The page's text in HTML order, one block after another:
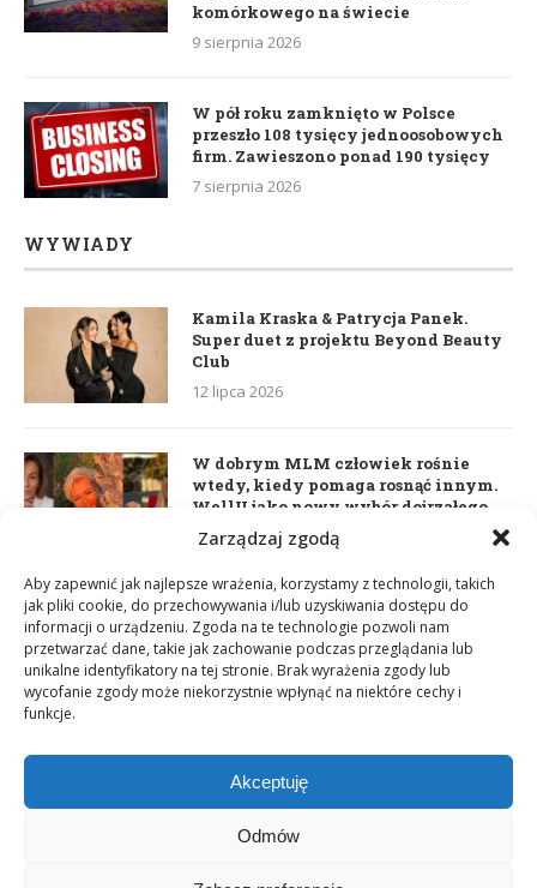
Zarządzaj zgodą
Aby zapewnić jak najlepsze wrażenia, korzystamy z technologii, takich
jak pliki cookie, do przechowywania i/lub uzyskiwania dostępu do
informacji o urządzeniu. Zgoda na te technologie pozwoli nam
przetwarzać dane, takie jak zachowanie podczas przeglądania lub
unikalne identyfikatory na tej stronie. Brak wyrażenia zgody lub
wycofanie zgody może niekorzystnie wpłynąć na niektóre cechy i
funkcje.
Akceptuję
Odmów
komórkowego na świecie
9 sierpnia 2026
W pół roku zamknięto w Polsce
przeszło 108 tysięcy jednoosobowych
firm. Zawieszono ponad 190 tysięcy
7 sierpnia 2026
WYWIADY
Kamila Kraska & Patrycja Panek.
Super duet z projektu Beyond Beauty
Club
12 lipca 2026
W dobrym MLM człowiek rośnie
wtedy, kiedy pomaga rosnąć innym.
WellU jako nowy wybór dojrzałego
lidera
Daria Dudzik. Kocham Cię
17 kwietnia 2026